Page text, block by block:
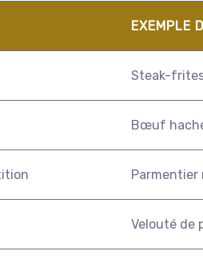
EXEMPLE
Steak-
Bœuf
Parmentier
Velouté de